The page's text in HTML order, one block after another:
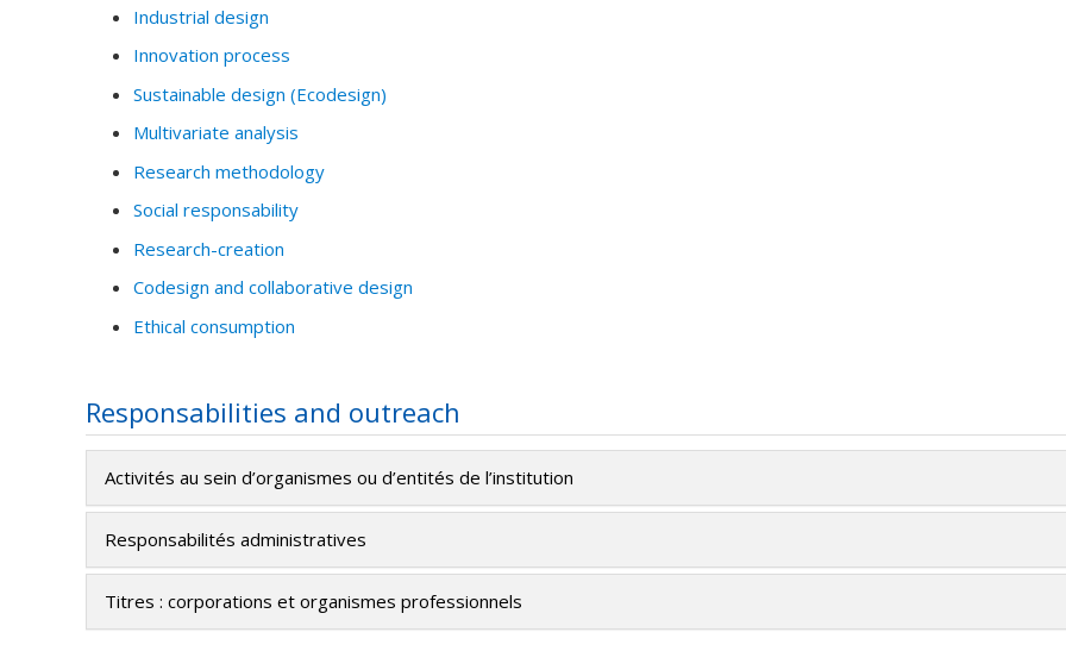
Industrial design
Innovation process
Sustainable design (Ecodesign)
Multivariate analysis
Research methodology
Social responsability
Research-creation
Codesign and collaborative design
Ethical consumption
Responsabilities and outreach
Activités au sein d’organismes ou d’entités de l’institution
Responsabilités administratives
Titres : corporations et organismes professionnels